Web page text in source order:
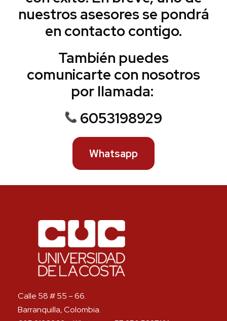
nuestros asesores se pondrá
en contacto contigo.
También puedes
comunicarte con nosotros
por llamada:
6053198929
Whatsapp
Calle 58 # 55 – 66.
Barranquilla, Colombia.